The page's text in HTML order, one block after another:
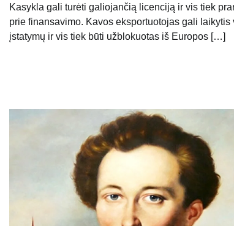
Kasykla gali turėti galiojančią licenciją ir vis tiek
prie finansavimo. Kavos eksportuotojas gali laikytis
įstatymų ir vis tiek būti užblokuotas iš Europos […]